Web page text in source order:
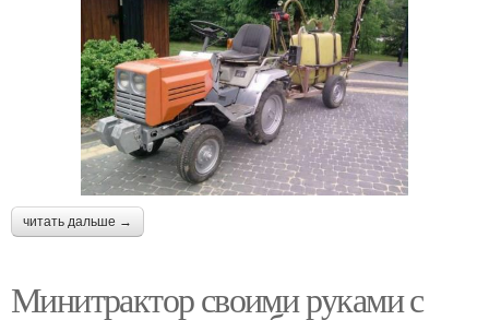
читать дальше →
Минитрактор своими руками с